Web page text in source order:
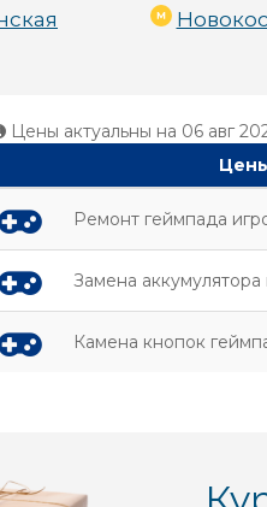
Цены актуальны на 06 авг
Ремонт геймпада
Замена
Камена кнопок